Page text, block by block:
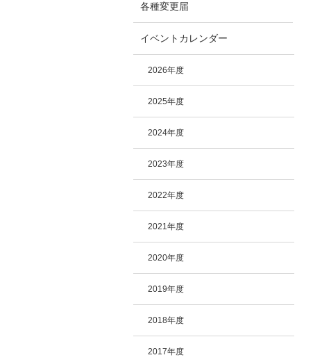
各種変更届
イベントカレンダー
2026年度
2025年度
2024年度
2023年度
2022年度
2021年度
2020年度
2019年度
2018年度
2017年度